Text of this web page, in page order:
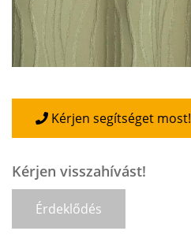
Kérjen segítséget most!
Kérjen visszahívást!
Érdeklődés